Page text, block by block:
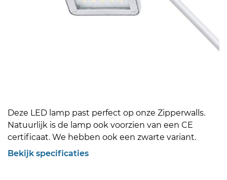
Deze LED lamp past perfect op onze Zipperwalls.
Natuurlijk is de lamp ook voorzien van een CE
certificaat. We hebben ook een zwarte variant.
Bekijk specificaties